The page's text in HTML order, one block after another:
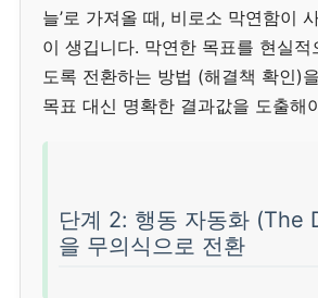
늘’로 가져올 때, 비로소 막연함이
이 생깁니다. 막연한 목표를 현실
도록 전환하는 방법 (해결책 확인)
목표 대신 명확한 결과값을 도출해
단계 2: 행동 자동화 (The
을 무의식으로 전환